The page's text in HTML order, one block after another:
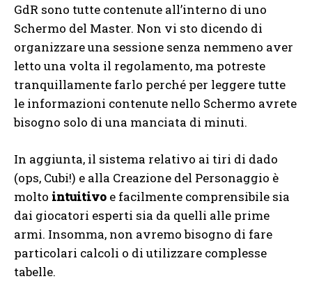
GdR sono tutte contenute all’interno di uno
Schermo del Master. Non vi sto dicendo di
organizzare una sessione senza nemmeno aver
letto una volta il regolamento, ma potreste
tranquillamente farlo perché per leggere tutte
le informazioni contenute nello Schermo avrete
bisogno solo di una manciata di minuti.
In aggiunta, il sistema relativo ai tiri di dado
(ops, Cubi!) e alla Creazione del Personaggio è
molto intuitivo e facilmente comprensibile sia
dai giocatori esperti sia da quelli alle prime
armi. Insomma, non avremo bisogno di fare
particolari calcoli o di utilizzare complesse
tabelle.